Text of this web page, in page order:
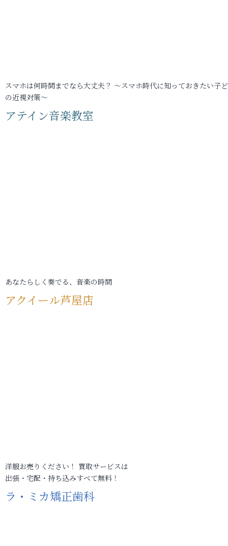
スマホは何時間までなら大丈夫？ ～スマホ時代に知っておきたい子
の近視対策～
アテイン音楽教室
あなたらしく奏でる、音楽の時間
アクイール芦屋店
洋服お売りください！ 買取サービスは
出張・宅配・持ち込みすべて無料！
ラ・ミカ矯正歯科